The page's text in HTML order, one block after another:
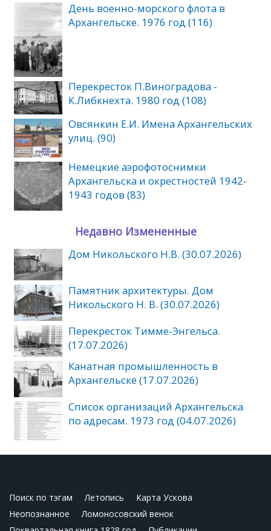
День военно-морского флота в
Архангельске. 1976 год (116)
Перекресток П.Виноградова -
К.Либкнехта. 1980 год (108)
Овсянкин Е.И. Имена Архангельских
улиц. (90)
Немецкие аэрофотоснимки
Архангельска и окрестностей 1942-
1943 годов (83)
Недавно Измененные
Дом Никольского Н.В. (30.07.2026)
Памятник архитектуры. Дом
Никольского Н. В. (30.07.2026)
Перекресток Тимме-Энгельса.
(17.07.2026)
Канатная промышленность в
Архангельске (17.07.2026)
Список организаций Архангельска
по адресам. 1973 год (04.07.2026)
Поиск по тэгам Летопись
Карта Ускова
Неопознанное
Ломоносовский венок